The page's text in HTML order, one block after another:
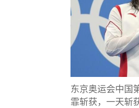
东京奥运会中国
霏斩获，一天斩